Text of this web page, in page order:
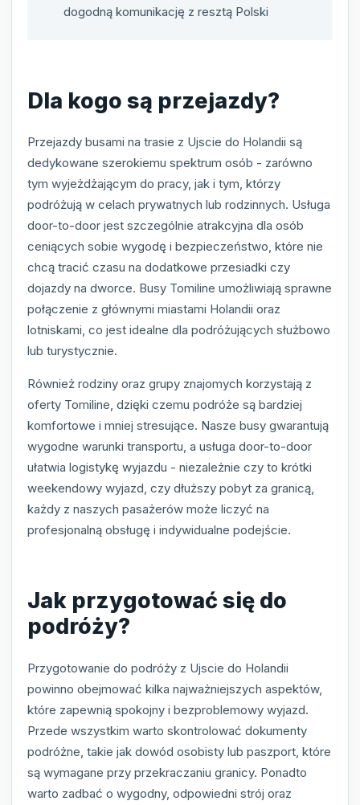
dogodną komunikację z resztą Polski
Dla kogo są przejazdy?
Przejazdy busami na trasie z Ujscie do Holandii są
dedykowane szerokiemu spektrum osób - zarówno
tym wyjeżdżającym do pracy, jak i tym, którzy
podróżują w celach prywatnych lub rodzinnych. Usługa
door-to-door jest szczególnie atrakcyjna dla osób
ceniących sobie wygodę i bezpieczeństwo, które nie
chcą tracić czasu na dodatkowe przesiadki czy
dojazdy na dworce. Busy Tomiline umożliwiają sprawne
połączenie z głównymi miastami Holandii oraz
lotniskami, co jest idealne dla podróżujących służbowo
lub turystycznie.
Również rodziny oraz grupy znajomych korzystają z
oferty Tomiline, dzięki czemu podróże są bardziej
komfortowe i mniej stresujące. Nasze busy gwarantują
wygodne warunki transportu, a usługa door-to-door
ułatwia logistykę wyjazdu - niezależnie czy to krótki
weekendowy wyjazd, czy dłuższy pobyt za granicą,
każdy z naszych pasażerów może liczyć na
profesjonalną obsługę i indywidualne podejście.
Jak przygotować się do
podróży?
Przygotowanie do podróży z Ujscie do Holandii
powinno obejmować kilka najważniejszych aspektów,
które zapewnią spokojny i bezproblemowy wyjazd.
Przede wszystkim warto skontrolować dokumenty
podróżne, takie jak dowód osobisty lub paszport, które
są wymagane przy przekraczaniu granicy. Ponadto
warto zadbać o wygodny, odpowiedni strój oraz